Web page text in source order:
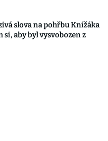
slova na pohřbu Knížáka
si, aby byl vysvobozen z